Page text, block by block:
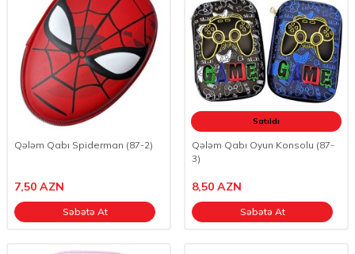
Qələm Qabı Spiderman (87-2)
7,50 AZN
Səbətə At
Satıldı
Qələm Qabı Oyun Konsolu (87-
3)
8,50 AZN
Səbətə At